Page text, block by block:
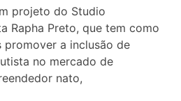
projeto do Studio
Rapha Preto, que tem como
promover a inclusão de
no mercado de
nato,